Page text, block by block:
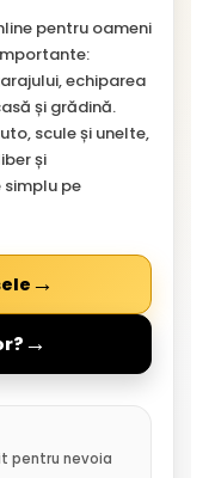
pentru oameni
echiparea
și grădină.
scule și unelte,
și
pe
→
→
pentru nevoia